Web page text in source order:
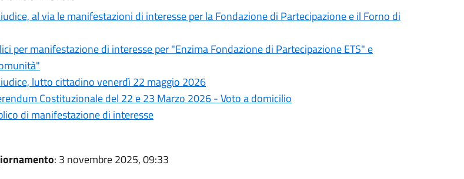
al via le manifestazioni di interesse per la Fondazione di Partecipazione e il Forno di
per manifestazione di interesse per "Enzima Fondazione di Partecipazione ETS" e
lutto cittadino venerdì 22 maggio 2026
Costituzionale del 22 e 23 Marzo 2026 - Voto a domicilio
di manifestazione di interesse
: 3 novembre 2025, 09:33